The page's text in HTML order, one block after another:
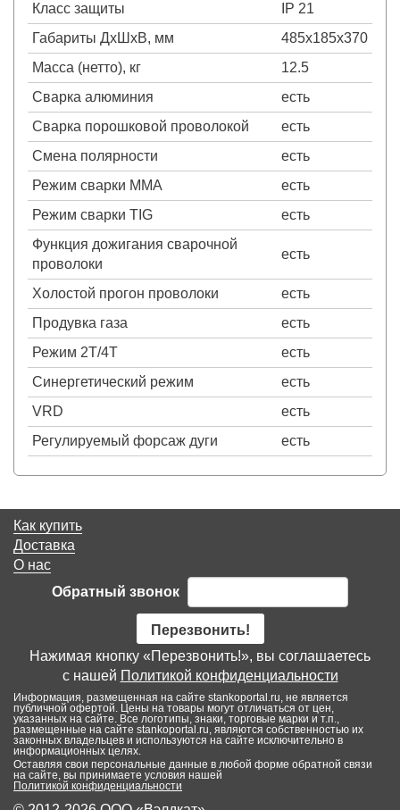
Класс защиты
IP 21
Габариты ДхШхВ, мм
485х185х370
Масса (нетто), кг
12.5
Сварка алюминия
есть
Сварка порошковой проволокой
есть
Смена полярности
есть
Режим сварки MMA
есть
Режим сварки TIG
есть
Функция дожигания сварочной
проволоки
есть
Холостой прогон проволоки
есть
Продувка газа
есть
Режим 2Т/4Т
есть
Синергетический режим
есть
VRD
есть
Регулируемый форсаж дуги
есть
Как купить
Доставка
О нас
Обратный звонок
Перезвонить!
Нажимая кнопку «Перезвонить!», вы соглашаетесь
с нашей Политикой конфиденциальности
Информация, размещенная на сайте stankoportal.ru, не является
публичной офертой. Цены на товары могут отличаться от цен,
указанных на сайте. Все логотипы, знаки, торговые марки и т.п.,
размещенные на сайте stankoportal.ru, являются собственностью их
законных владельцев и используются на сайте исключительно в
информационных целях.
Оставляя свои персональные данные в любой форме обратной связи
на сайте, вы принимаете условия нашей
Политикой конфиденциальности